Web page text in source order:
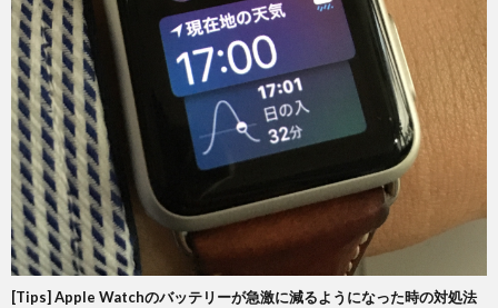
[Tips] Apple Watchのバッテリーが急激に減るようになった時の対処法